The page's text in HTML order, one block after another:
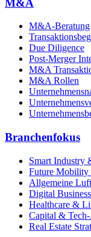
M&A-Beratung
Due Diligence
Post-Merger
M&A
M&A Rollen
Branchenfokus
Smart Industry
Future Mobility
Allgemeine
Digital Business
Healthcare &
Capital &
Real Estate